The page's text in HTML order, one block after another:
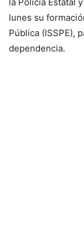
lunes su
Pública (ISSPE),
dependencia.